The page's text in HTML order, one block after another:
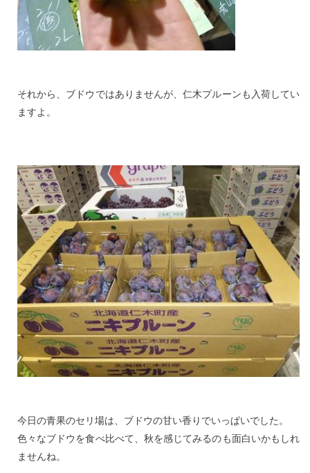
それから、ブドウではありませんが、仁木プルーンも入荷してい
ますよ。
今日の青果のセリ場は、ブドウの甘い香りでいっぱいでした。
色々なブドウを食べ比べて、秋を感じてみるのも面白いかもしれ
ませんね。